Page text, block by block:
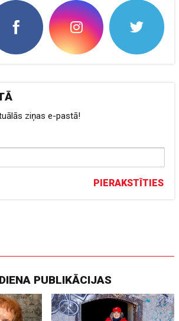
ziņas e-pastā!
PIERAKSTĪTIES
PUBLIKĀCIJAS